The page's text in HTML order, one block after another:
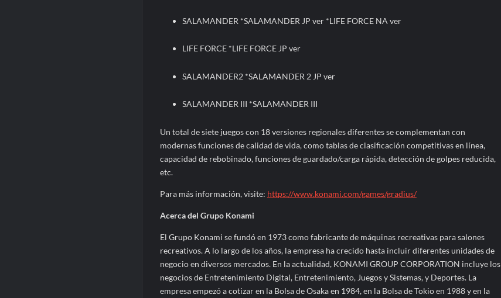
SALAMANDER *SALAMANDER JP ver *LIFE FORCE NA ver
LIFE FORCE *LIFE FORCE JP ver
SALAMANDER2 *SALAMANDER 2 JP ver
SALAMANDER III *SALAMANDER III
Un total de siete juegos con 18 versiones regionales diferentes se complementan con
modernas funciones de calidad de vida, como tablas de clasificación competitivas en línea,
capacidad de rebobinado, funciones de guardado/carga rápida, detección de golpes reducida,
etc.
Para más información, visite: https://www.konami.com/games/gradius/
Acerca del Grupo Konami
El Grupo Konami se fundó en 1973 como fabricante de máquinas recreativas para salones
recreativos. A lo largo de los años, la empresa ha crecido hasta incluir diferentes unidades de
negocio en diversos mercados. En la actualidad, KONAMI GROUP CORPORATION incluye los
negocios de Entretenimiento Digital, Entretenimiento, Juegos y Sistemas, y Deportes. La
empresa empezó a cotizar en la Bolsa de Osaka en 1984, en la Bolsa de Tokio en 1988 y en la